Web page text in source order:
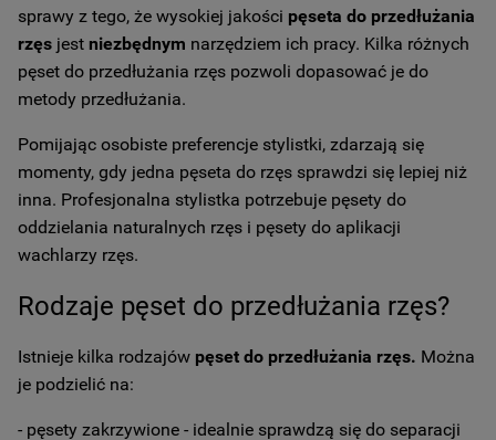
sprawy z tego, że wysokiej jakości pęseta do przedłużania
rzęs jest niezbędnym narzędziem ich pracy. Kilka różnych
pęset do przedłużania rzęs pozwoli dopasować je do
metody przedłużania.
Pomijając osobiste preferencje stylistki, zdarzają się
momenty, gdy jedna pęseta do rzęs sprawdzi się lepiej niż
inna. Profesjonalna stylistka potrzebuje pęsety do
oddzielania naturalnych rzęs i pęsety do aplikacji
wachlarzy rzęs.
Rodzaje pęset do przedłużania rzęs?
Istnieje kilka rodzajów pęset do przedłużania rzęs. Można
je podzielić na:
- pęsety zakrzywione - idealnie sprawdzą się do separacji